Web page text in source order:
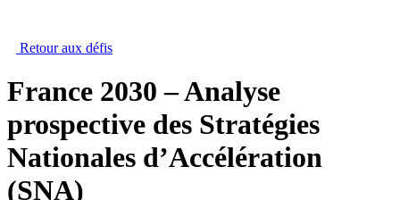
Retour aux défis
France 2030 – Analyse
prospective des Stratégies
Nationales d’Accélération
(SNA)